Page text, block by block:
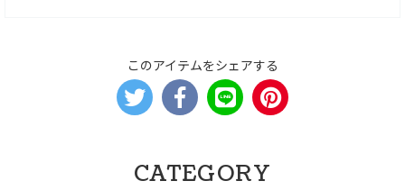
このアイテムをシェアする
CATEGORY